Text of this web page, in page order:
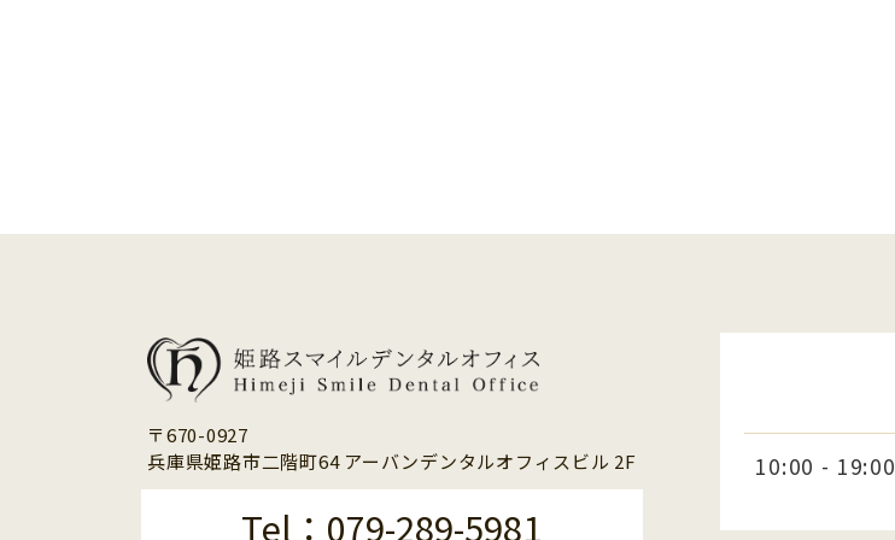
〒670-0927
兵庫県姫路市二階町64 アーバンデンタルオフィスビル 2F
Tel：079-289-5981
10:00 - 19:00